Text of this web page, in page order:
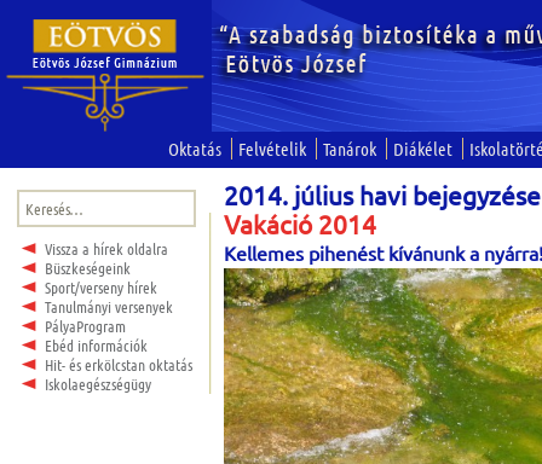
Oktatás Felvételik Tanárok Diákélet
Keresés:
Vissza a hírek oldalra
Büszkeségeink
Sport/verseny hírek
Tanulmányi versenyek
PályaProgram
Ebéd információk
Hit- és erkölcstan oktatás
Iskolaegészségügy
2014. július havi
Vakáció 2014
Kellemes pihenést kívánunk a